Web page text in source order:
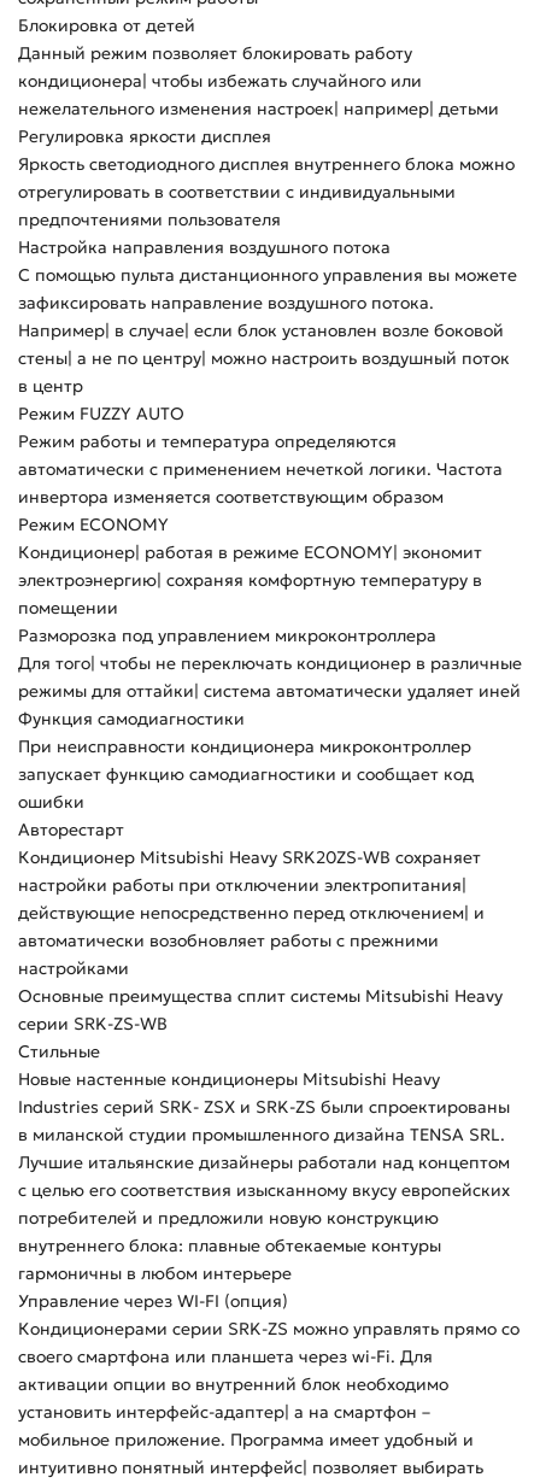
Блокировка от детей
Данный режим позволяет блокировать работу
кондиционера| чтобы избежать случайного или
нежелательного изменения настроек| например| детьми
Регулировка яркости дисплея
Яркость светодиодного дисплея внутреннего блока можно
отрегулировать в соответствии с индивидуальными
предпочтениями пользователя
Настройка направления воздушного потока
С помощью пульта дистанционного управления вы можете
зафиксировать направление воздушного потока.
Например| в случае| если блок установлен возле боковой
стены| а не по центру| можно настроить воздушный поток
в центр
Режим FUZZY AUTO
Режим работы и температура определяются
автоматически с применением нечеткой логики. Частота
инвертора изменяется соответствующим образом
Режим ECONOMY
Кондиционер| работая в режиме ECONOMY| экономит
электроэнергию| сохраняя комфортную температуру в
помещении
Разморозка под управлением микроконтроллера
Для того| чтобы не переключать кондиционер в различные
режимы для оттайки| система автоматически удаляет иней
Функция самодиагностики
При неисправности кондиционера микроконтроллер
запускает функцию самодиагностики и сообщает код
ошибки
Авторестарт
Кондиционер Mitsubishi Heavy SRK20ZS-WB сохраняет
настройки работы при отключении электропитания|
действующие непосредственно перед отключением| и
автоматически возобновляет работы с прежними
настройками
Основные преимущества сплит системы Mitsubishi Heavy
серии SRK-ZS-WB
Стильные
Новые настенные кондиционеры Mitsubishi Heavy
Industries серий SRK- ZSX и SRK-ZS были спроектированы
в миланской студии промышленного дизайна TENSA SRL.
Лучшие итальянские дизайнеры работали над концептом
с целью его соответствия изысканному вкусу европейских
потребителей и предложили новую конструкцию
внутреннего блока: плавные обтекаемые контуры
гармоничны в любом интерьере
Управление через WI-FI (опция)
Кондиционерами серии SRK-ZS можно управлять прямо со
своего смартфона или планшета через wi-Fi. Для
активации опции во внутренний блок необходимо
установить интерфейс-адаптер| а на смартфон –
мобильное приложение. Программа имеет удобный и
интуитивно понятный интерфейс| позволяет выбирать